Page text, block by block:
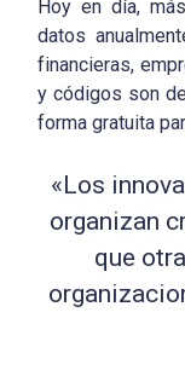
Hoy en día,
datos
financieras,
y códigos son
forma gratuita
«Los
organizan
que